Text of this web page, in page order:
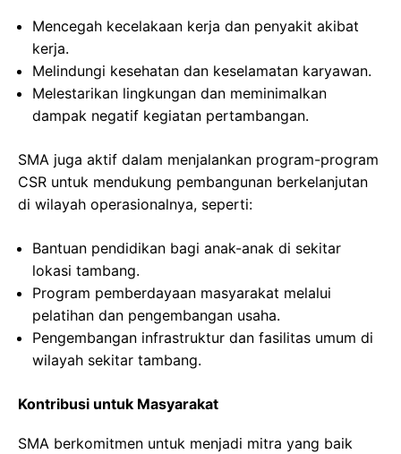
Mencegah kecelakaan kerja dan penyakit akibat
kerja.
Melindungi kesehatan dan keselamatan karyawan.
Melestarikan lingkungan dan meminimalkan
dampak negatif kegiatan pertambangan.
SMA juga aktif dalam menjalankan program-program
CSR untuk mendukung pembangunan berkelanjutan
di wilayah operasionalnya, seperti:
Bantuan pendidikan bagi anak-anak di sekitar
lokasi tambang.
Program pemberdayaan masyarakat melalui
pelatihan dan pengembangan usaha.
Pengembangan infrastruktur dan fasilitas umum di
wilayah sekitar tambang.
Kontribusi untuk Masyarakat
SMA berkomitmen untuk menjadi mitra yang baik